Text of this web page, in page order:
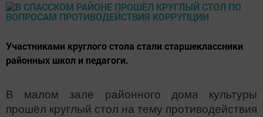
Участниками круглого стола стали старшеклассники
районных школ и педагоги.
В малом зале районного дома культуры
прошёл круглый стол на тему противодействия